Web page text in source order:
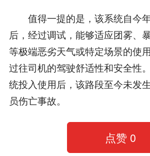
值得一提的是，该系统自今
后，经过调试，能够适应团雾、
等极端恶劣天气或特定场景的使
过往司机的驾驶舒适性和安全性
统投入使用后，该路段至今未发
员伤亡事故。
点赞 0